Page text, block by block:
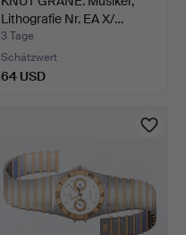
Lithografie Nr. EA X/…
3 Tage
Schätzwert
64 USD